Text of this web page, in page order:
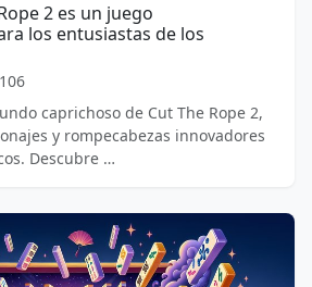
2 es un juego
los entusiastas de los
caprichoso de Cut The Rope 2,
y rompecabezas innovadores
Descubre …